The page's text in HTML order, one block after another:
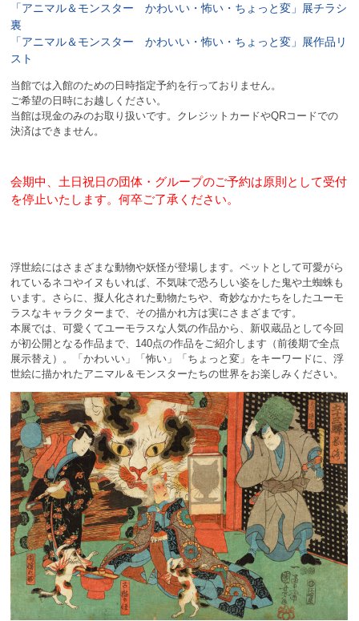
「アニマル＆モンスター かわいい・怖い・ちょっと変」展チラシ
裏
「アニマル＆モンスター かわいい・怖い・ちょっと変」展作品リ
スト
当館では入館のための日時指定予約を行っておりません。
ご希望の日時にお越しください。
当館は現金のみのお取り扱いです。クレジットカードやQRコードでの
決済はできません。
会期中、土日祝日の団体・グループのご予約は原則として受付
を停止いたします。何卒ご了承ください。
浮世絵にはさまざまな動物や妖怪が登場します。ペットとして可愛がら
れているネコやイヌもいれば、不気味で恐ろしい姿をした鬼や土蜘蛛も
います。さらに、擬人化された動物たちや、奇妙なかたちをしたユーモ
ラスなキャラクターまで、その描かれ方は実にさまざまです。
本展では、可愛くてユーモラスな人気の作品から、新収蔵品として今回
が初公開となる作品まで、140点の作品をご紹介します（前後期で全点
展示替え）。「かわいい」「怖い」「ちょっと変」をキーワードに、浮
世絵に描かれたアニマル＆モンスターたちの世界をお楽しみください。